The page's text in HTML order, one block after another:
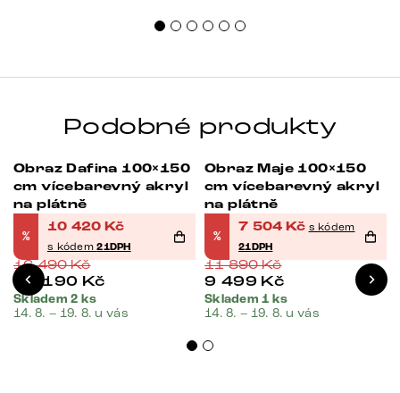
Podobné produkty
-37%
Obraz Dafina 100×150
cm vícebarevný akryl
na plátně
%
10 420 Kč
s kódem21DPH
16 490Kč
13 190 Kč
Skladem 2 ks
14. 8. – 19. 8. u vás
-37%
Obraz Maje 100×150
cm vícebarevný akryl
na plátně
%
7 504 Kč s kódem
21DPH
11 890Kč
9 499 Kč
Skladem 1 ks
14. 8. – 19. 8. u vás